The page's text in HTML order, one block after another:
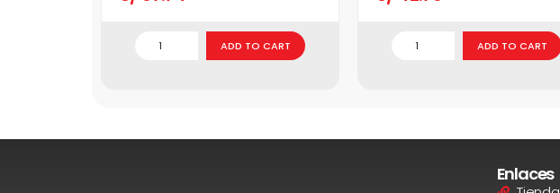
ADD TO CART ADD TO CART
Enlaces